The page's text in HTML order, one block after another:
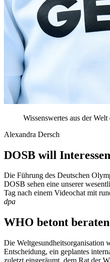
Wissenswertes aus der
Alexandra Dersch
DOSB will
Die Führung des Deutschen
DOSB sehen eine unserer
Tag nach einem Videochat mit
dpa
WHO betont
Die Weltgesundheitsorganisation
Entscheidung, ein geplantes